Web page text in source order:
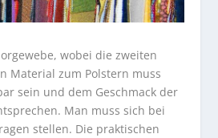
wobei die zweiten
Material zum Polstern muss
sein und dem Geschmack der
Man muss sich bei
stellen. Die praktischen